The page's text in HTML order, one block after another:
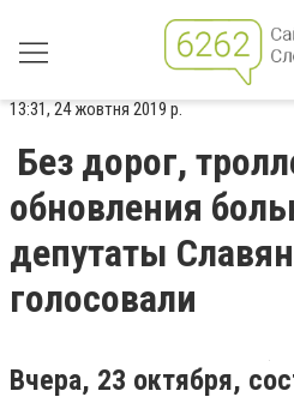
13:31, 24 жовтня 2019 р.
Без дорог,
обновления
депутаты
голосовали
Вчера, 23 октября,